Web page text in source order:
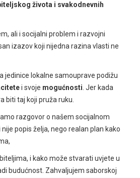
života i svakodnevnih
ali i socijalni problem i razvojni
izazov koji nijedna razina vlasti ne
jedinice lokalne samouprave podižu
i svoje mogućnosti. Jer kada
biti taj koji pruža ruku.
razgovor o našem socijalnom
popis želja, nego realan plan kako
i kako može stvarati uvjete u
budućnost. Zahvaljujem saborskoj